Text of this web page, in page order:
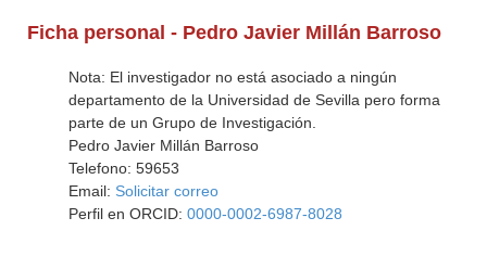
Ficha personal - Pedro Javier Millán Barroso
Nota: El investigador no está asociado a ningún
departamento de la Universidad de Sevilla pero forma
parte de un Grupo de Investigación.
Pedro Javier Millán Barroso
Telefono: 59653
Email: Solicitar correo
Perfil en ORCID: 0000-0002-6987-8028